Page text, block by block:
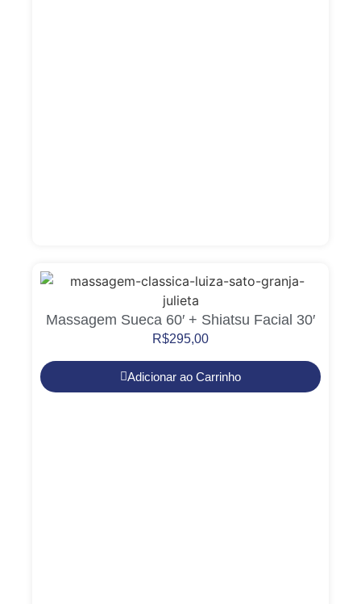
Massagem Sueca 60′ + Shiatsu Facial 30′
R$295,00
Adicionar ao Carrinho